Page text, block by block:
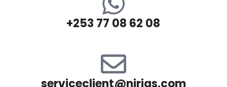
+253 77 08 62 08
serviceclient@nirigs.com